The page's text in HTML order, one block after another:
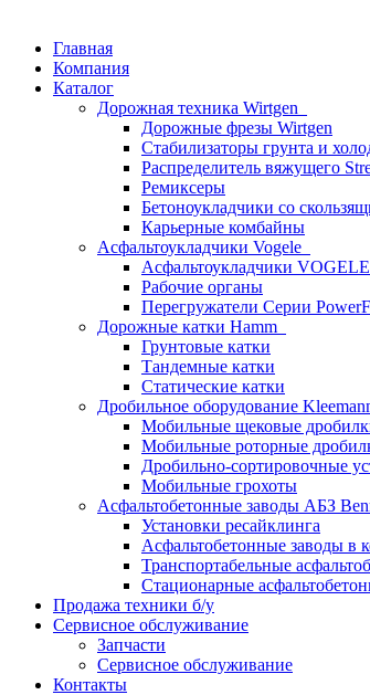
Главная
Компания
Каталог
Дорожная техника Wirtgen
Дорожные фрезы Wirtgen
Стабилизаторы грунта и
Распределитель вяжущего
Ремиксеры
Бетоноукладчики со
Карьерные комбайны
Асфальтоукладчики Vogele
Асфальтоукладчики
Рабочие органы
Перегружатели Серии
Дорожные катки Hamm
Грунтовые катки
Тандемные катки
Статические катки
Дробильное оборудование
Мобильные щековые
Мобильные роторные
Дробильно-сортировочные
Мобильные грохоты
Асфальтобетонные заводы АБЗ
Установки ресайклинга
Асфальтобетонные заводы в
Транспортабельные
Стационарные
Продажа техники б/у
Сервисное обслуживание
Запчасти
Сервисное обслуживание
Контакты